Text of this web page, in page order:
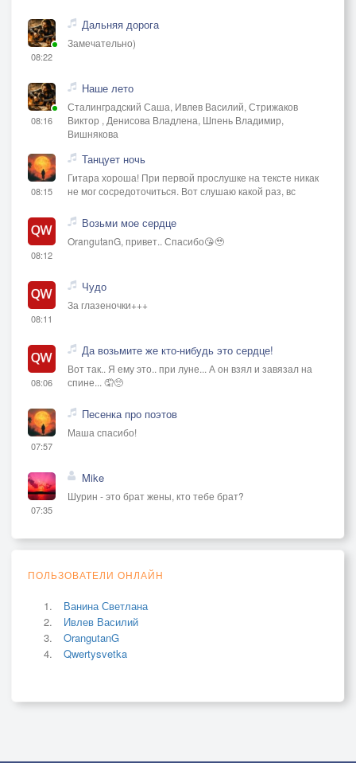
08:22
Дальняя дорога
Замечательно)
08:16
Наше лето
Сталинградский Саша, Ивлев Василий, Стрижаков
Виктор , Денисова Владлена, Шпень Владимир,
Вишнякова
08:15
Танцует ночь
Гитара хороша! При первой прослушке на тексте никак
не мог сосредоточиться. Вот слушаю какой раз, вс
08:12
Возьми мое сердце
OrangutanG, привет.. Спасибо😘🥹
08:11
Чудо
За глазеночки+++
08:06
Да возьмите же кто-нибудь это сердце!
Вот так.. Я ему это.. при луне... А он взял и завязал на
спине... 🤦🥺
07:57
Песенка про поэтов
Маша спасибо!
07:35
Mike
Шурин - это брат жены, кто тебе брат?
ПОЛЬЗОВАТЕЛИ ОНЛАЙН
Ванина Светлана
Ивлев Василий
OrangutanG
Qwertysvetka